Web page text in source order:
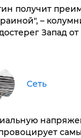
получит
–
Запад
Сеть